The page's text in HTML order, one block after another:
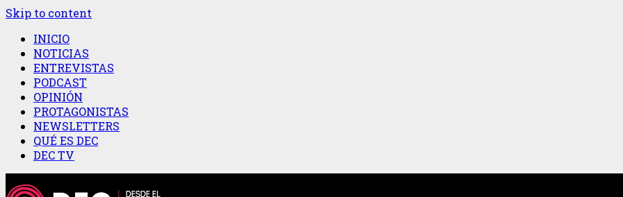
Skip to content
INICIO
NOTICIAS
ENTREVISTAS
PODCAST
OPINIÓN
PROTAGONISTAS
NEWSLETTERS
QUÉ ES DEC
DEC TV